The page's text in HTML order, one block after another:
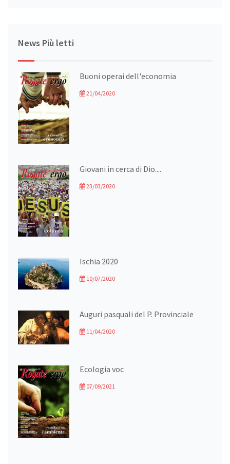
News Più letti
Buoni operai dell'economia
21/04/2020
Giovani in cerca di Dio....
23/03/2020
Ischia 2020
10/07/2020
Auguri pasquali del P. Provinciale
11/04/2020
Ecologia voc
07/09/2021